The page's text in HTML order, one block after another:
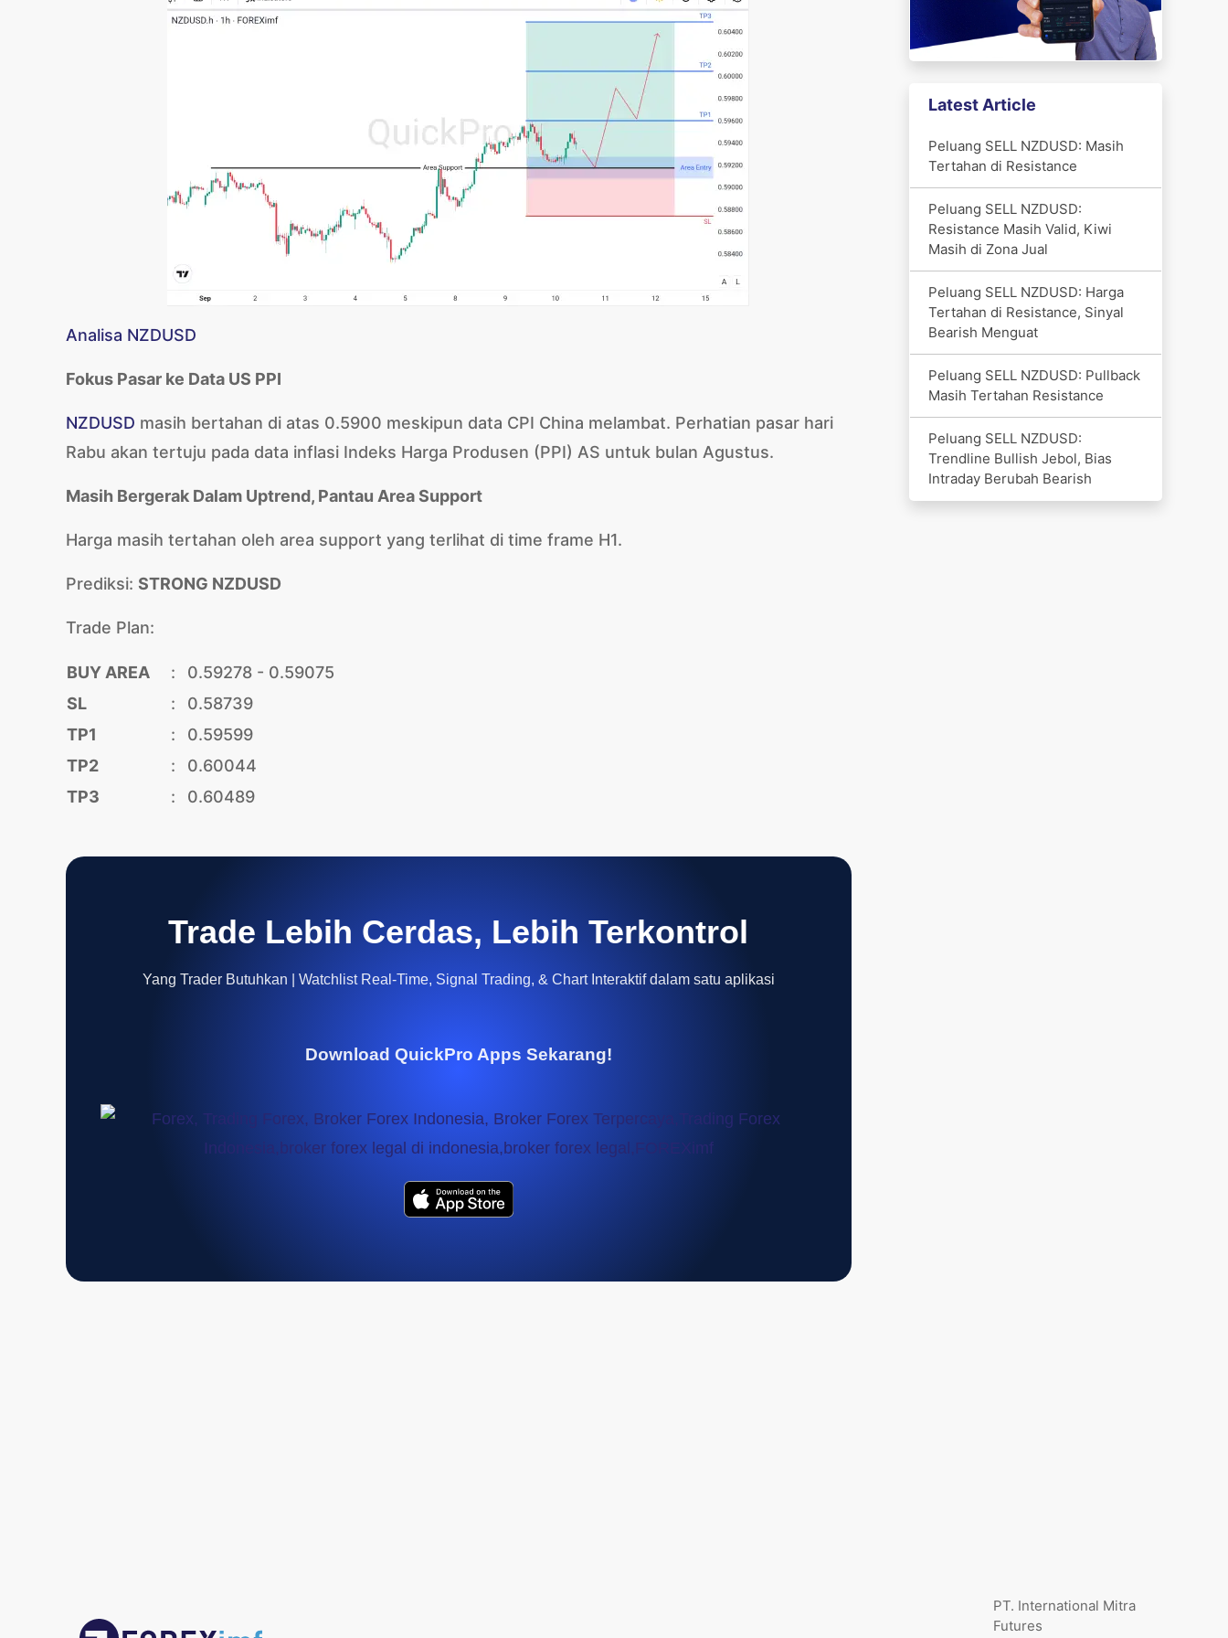
Analisa NZDUSD
Fokus Pasar ke Data US PPI
NZDUSD masih bertahan di atas 0.5900 meskipun data CPI China melambat. Perhatian pasar hari
Rabu akan tertuju pada data inflasi Indeks Harga Produsen (PPI) AS untuk bulan Agustus.
Masih Bergerak Dalam Uptrend, Pantau Area Support
Harga masih tertahan oleh area support yang terlihat di time frame H1.
Prediksi: STRONG NZDUSD
Trade Plan:
BUY AREA :
0.59278 - 0.59075
SL
:
0.58739
TP1
:
0.59599
TP2
:
0.60044
TP3
: 0.60489
Trade Lebih Cerdas, Lebih Terkontrol
Yang Trader Butuhkan | Watchlist Real-Time, Signal Trading, & Chart Interaktif dalam satu aplikasi
Download QuickPro Apps Sekarang!
Latest Article
Peluang SELL NZDUSD: Masih
Tertahan di Resistance
Peluang SELL NZDUSD:
Resistance Masih Valid, Kiwi
Masih di Zona Jual
Peluang SELL NZDUSD: Harga
Tertahan di Resistance, Sinyal
Bearish Menguat
Peluang SELL NZDUSD: Pullback
Masih Tertahan Resistance
Peluang SELL NZDUSD:
Trendline Bullish Jebol, Bias
Intraday Berubah Bearish
PT. International Mitra
Futures